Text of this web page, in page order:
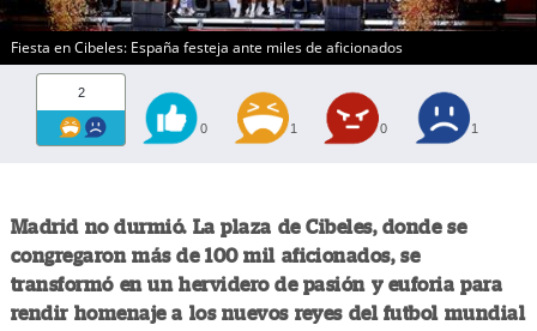
Fiesta en Cibeles: España festeja ante miles de aficionados
2
0 1 0 1
Madrid no durmió. La plaza de Cibeles, donde se
congregaron más de 100 mil aficionados, se
transformó en un hervidero de pasión y euforia para
rendir homenaje a los nuevos reyes del futbol mundial